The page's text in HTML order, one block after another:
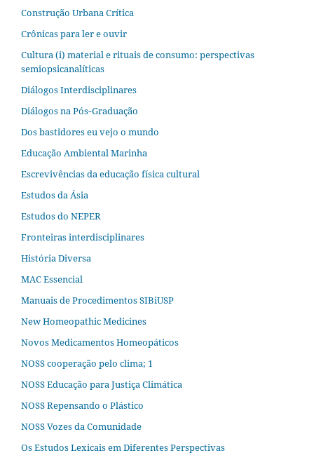
Construção Urbana Crítica
Crônicas para ler e ouvir
Cultura (i) material e rituais de consumo: perspectivas
semiopsicanalíticas
Diálogos Interdisciplinares
Diálogos na Pós‐Graduação
Dos bastidores eu vejo o mundo
Educação Ambiental Marinha
Escrevivências da educação física cultural
Estudos da Ásia​
Estudos do NEPER
Fronteiras interdisciplinares
História Diversa
MAC Essencial
Manuais de Procedimentos SIBiUSP
New Homeopathic Medicines
Novos Medicamentos Homeopáticos
NOSS cooperação pelo clima; 1
NOSS Educação para Justiça Climática
NOSS Repensando o Plástico
NOSS Vozes da Comunidade
Os Estudos Lexicais em Diferentes Perspectivas